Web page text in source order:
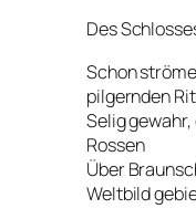
Des
Schon
pilgernden
Selig
Rossen
Über
Weltbild